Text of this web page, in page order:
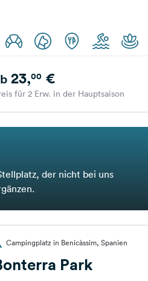
23,00€
für 2 Erw. in der Hauptsaison
der nicht bei uns
Campingplatz in Benicàssim, Spanien
Park